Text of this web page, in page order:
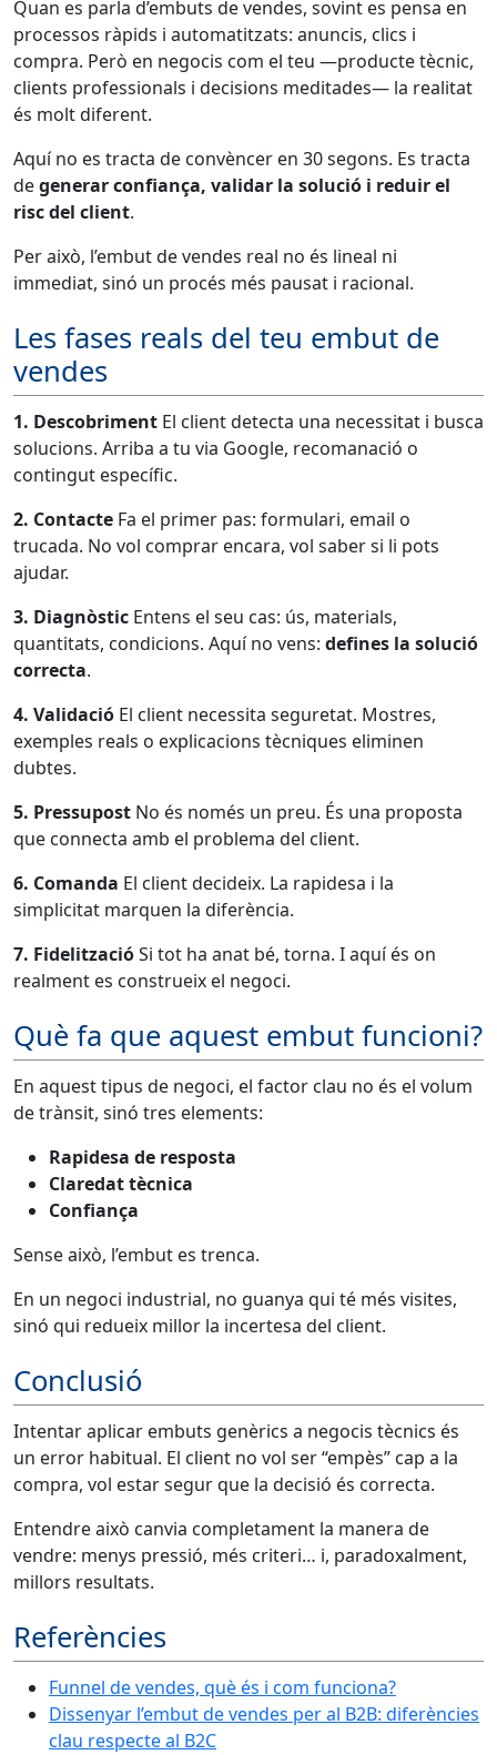
Quan es parla d’embuts de vendes, sovint es pensa en
processos ràpids i automatitzats: anuncis, clics i
compra. Però en negocis com el teu —producte tècnic,
clients professionals i decisions meditades— la realitat
és molt diferent.
Aquí no es tracta de convèncer en 30 segons. Es tracta
degenerar confiança, validar la solució i reduir el
risc del client.
Per això, l’embut de vendes real no és lineal ni
immediat, sinó un procés més pausat i racional.
Les fases reals del teu embut de
vendes
1. Descobriment El client detecta una necessitat i busca
solucions. Arriba a tu via Google, recomanació o
contingut específic.
2. Contacte Fa el primer pas: formulari, email o
trucada. No vol comprar encara, vol saber si li pots
ajudar.
3. Diagnòstic Entens el seu cas: ús, materials,
quantitats, condicions. Aquí no vens: defines la solució
correcta.
4. Validació El client necessita seguretat. Mostres,
exemples reals o explicacions tècniques eliminen
dubtes.
5. Pressupost No és només un preu. És una proposta
que connecta amb el problema del client.
6. Comanda El client decideix. La rapidesa i la
simplicitat marquen la diferència.
7. FidelitzacióSi tot ha anat bé, torna. I aquí és on
realment es construeix el negoci.
Què fa que aquest embut funcioni?
En aquest tipus de negoci, el factor clau no és el volum
de trànsit, sinó tres elements:
Rapidesa de resposta
Claredat tècnica
Confiança
Sense això, l’embut es trenca.
En un negoci industrial, no guanya qui té més visites,
sinó qui redueix millor la incertesa del client.
Conclusió
Intentar aplicar embuts genèrics a negocis tècnics és
un error habitual. El client no vol ser “empès” cap a la
compra, vol estar segur que la decisió és correcta.
Entendre això canvia completament la manera de
vendre: menys pressió, més criteri… i, paradoxalment,
millors resultats.
Referències
Funnel de vendes, què és i com funciona?
Dissenyar l’embut de vendes per al B2B: diferències
clau respecte al B2C